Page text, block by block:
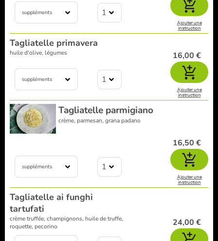
suppléments 1
Ajouter une
instruction
Tagliatelle primavera
huile d'olive, légumes
suppléments 1
16,00 €
Ajouter une
instruction
Tagliatelle parmigiano
crème, parmesan, grana padano
suppléments 1
16,50 €
Ajouter une
instruction
Tagliatelle ai funghi
tartufati
crème truffée, champignons, huile de truffe,
roquette, pecorino
24,00 €